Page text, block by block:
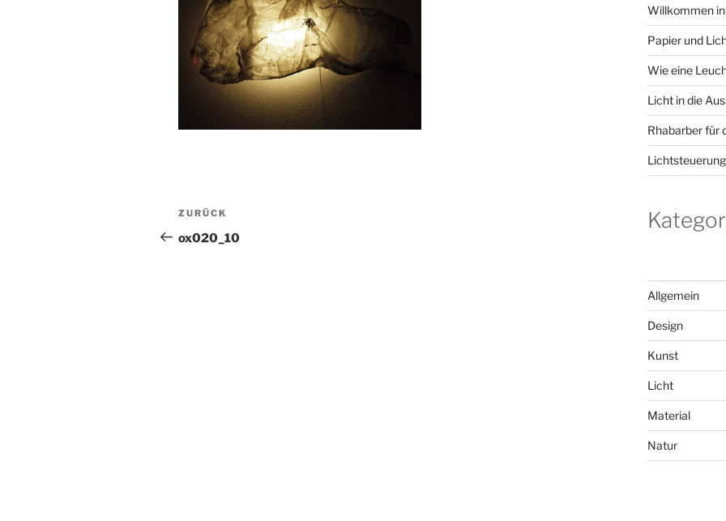
Beitragsnavigation
Vorheriger
Beitrag
ZURÜCK
ox020_10
Willkommen
Papier und
Wie eine
Licht in die
Rhabarber für
Allgemein
Design
Kunst
Licht
Material
Natur